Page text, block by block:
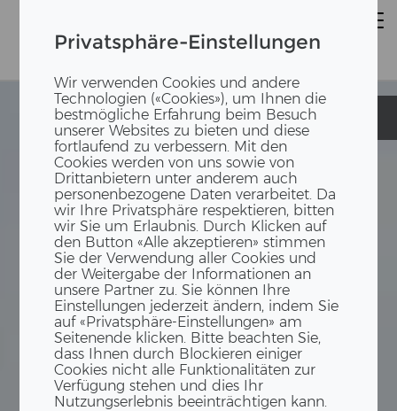
Privatsphäre-Einstellungen
Wir verwenden Cookies und andere
Technologien («Cookies»), um Ihnen die
bestmögliche Erfahrung beim Besuch
unserer Websites zu bieten und diese
fortlaufend zu verbessern. Mit den
Cookies werden von uns sowie von
Drittanbietern unter anderem auch
personenbezogene Daten verarbeitet. Da
wir Ihre Privatsphäre respektieren, bitten
wir Sie um Erlaubnis. Durch Klicken auf
den Button «Alle akzeptieren» stimmen
Sie der Verwendung aller Cookies und
der Weitergabe der Informationen an
unsere Partner zu. Sie können Ihre
Einstellungen jederzeit ändern, indem Sie
auf «Privatsphäre-Einstellungen» am
Seitenende klicken. Bitte beachten Sie,
dass Ihnen durch Blockieren einiger
Cookies nicht alle Funktionalitäten zur
Verfügung stehen und dies Ihr
Nutzungserlebnis beeinträchtigen kann.
Kunzareal
Kunzareal